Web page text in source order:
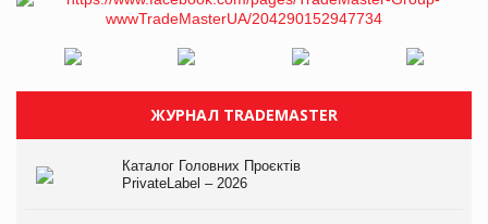
ЖУРНАЛ TRADEMASTER
Каталог Головних Проєктів
PrivateLabel – 2026